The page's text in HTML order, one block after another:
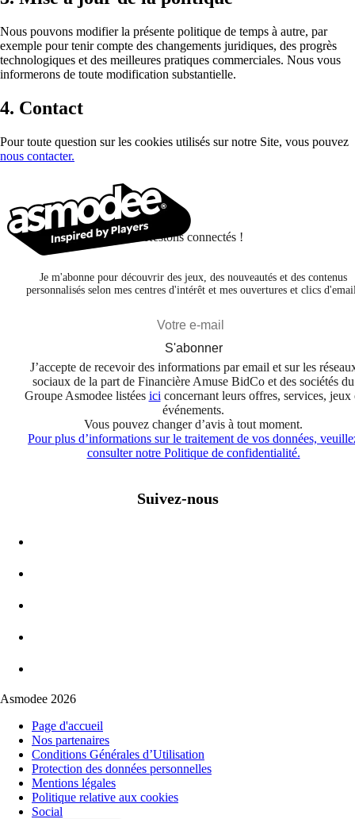
Nous pouvons modifier la présente politique de temps à autre, par
exemple pour tenir compte des changements juridiques, des progrès
technologiques et des meilleures pratiques commerciales. Nous vous
informerons de toute modification substantielle.
4. Contact
Pour toute question sur les cookies utilisés sur notre Site, vous pouvez
nous contacter.
Restons connectés !
Je m'abonne pour découvrir des jeux, des nouveautés et des contenus
personnalisés selon mes centres d'intérêt et mes ouvertures et clics
S'abonner
J’accepte de recevoir des informations par email et sur les
sociaux de la part de Financière Amuse BidCo et des sociétés du
Groupe Asmodee listées ici concernant leurs offres, services, jeux
événements.
Vous pouvez changer d’avis à tout moment.
Pour plus d’informations sur le traitement de vos données,
consulter notre Politique de confidentialité.
Suivez-nous
Asmodee 2026
Page d'accueil
Nos partenaires
Conditions Générales d’Utilisation
Protection des données personnelles
Mentions légales
Politique relative aux cookies
Social